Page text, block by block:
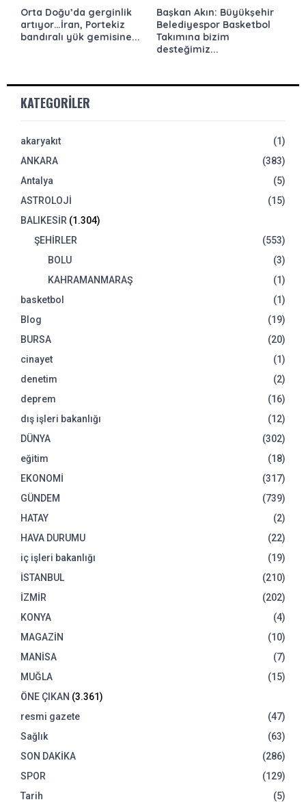
Orta Doğu’da gerginlik
artıyor…İran, Portekiz
bandıralı yük gemisine...
Başkan Akın: Büyükşehir
Belediyespor Basketbol
Takımına bizim
desteğimiz...
KATEGORILER
akaryakıt
(1)
ANKARA
(383)
Antalya
(5)
ASTROLOJİ
(15)
BALIKESİR (1.304)
ŞEHİRLER
(553)
BOLU
(3)
KAHRAMANMARAŞ
(1)
basketbol
(1)
Blog
(19)
BURSA
(20)
cinayet
(1)
denetim
(2)
deprem
(16)
dış işleri bakanlığı
(12)
DÜNYA
(302)
eğitim
(18)
EKONOMİ
(317)
GÜNDEM
(739)
HATAY
(2)
HAVA DURUMU
(22)
iç işleri bakanlığı
(19)
İSTANBUL
(210)
İZMİR
(202)
KONYA
(4)
MAGAZİN
(10)
MANİSA
(7)
MUĞLA
(15)
ÖNE ÇIKAN (3.361)
resmi gazete
(47)
Sağlık
(63)
SON DAKİKA
(286)
SPOR
(129)
Tarih
(5)